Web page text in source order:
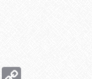
Pinterest